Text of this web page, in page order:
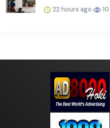
22 hours ago 10